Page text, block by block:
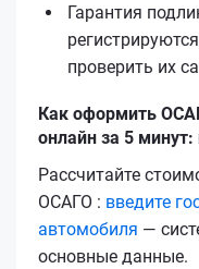
Гарантия
проверить их
Как оформить
онлайн за 5
Рассчитайте
ОСАГО : введите
автомобиля —
основные данные.